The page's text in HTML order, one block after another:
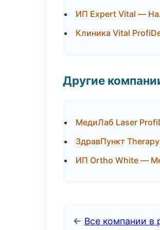
ИП Expert Vital —
Клиника Vital
Другие
МедиЛаб Laser
ЗдравПункт
ИП Ortho White —
← Все компании в